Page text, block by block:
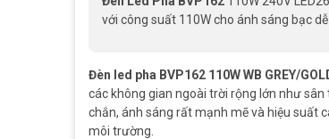
với công suất 110W cho ánh sáng bạc dễ
Đèn led pha BVP162 110W WB GREY/
các không gian ngoài trời rộng lớn như
chắn, ánh sáng rất mạnh mẽ và hiệu suất
môi trường.